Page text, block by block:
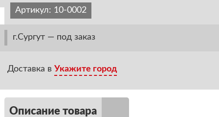
Артикул: 10-0002
г.Сургут — под заказ
Доставка в Укажите город
Описание товара